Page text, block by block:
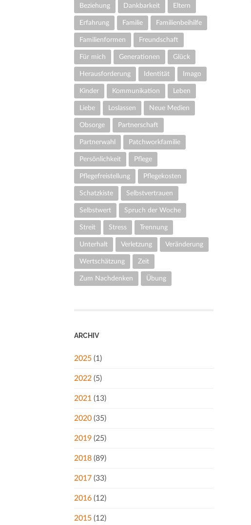
Beziehung Dankbarkeit Eltern
Erfahrung Familie Familienbeihilfe
Familienformen Freundschaft
Für mich Generationen Glück
Herausforderung Identität Imago
Kinder Kommunikation Leben
Liebe Loslassen Neue Medien
Obsorge Partnerschaft
Partnerwahl Patchworkfamilie
Persönlichkeit Pflege
Pflegefreistellung Pflegekosten
Schatzkiste Selbstvertrauen
Selbstwert Spruch der Woche
Streit Stress Trennung
Unterhalt Verletzung Veränderung
Wertschätzung Zeit
Zum Nachdenken Übung
ARCHIV
2025 (1)
2022 (5)
2021 (13)
2020 (35)
2019 (25)
2018 (89)
2017 (33)
2016 (12)
2015 (12)